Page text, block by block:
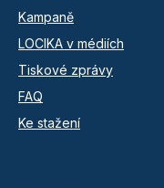
Kampaně
LOCIKA v médiích
Tiskové zprávy
FAQ
Ke stažení